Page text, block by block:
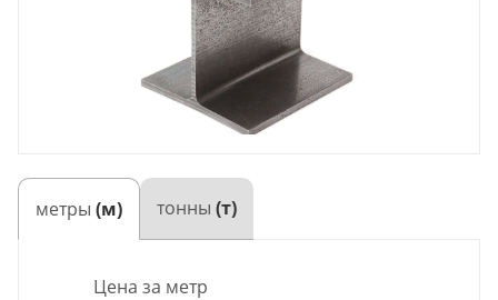
метры (м) тонны (т)
Цена за метр